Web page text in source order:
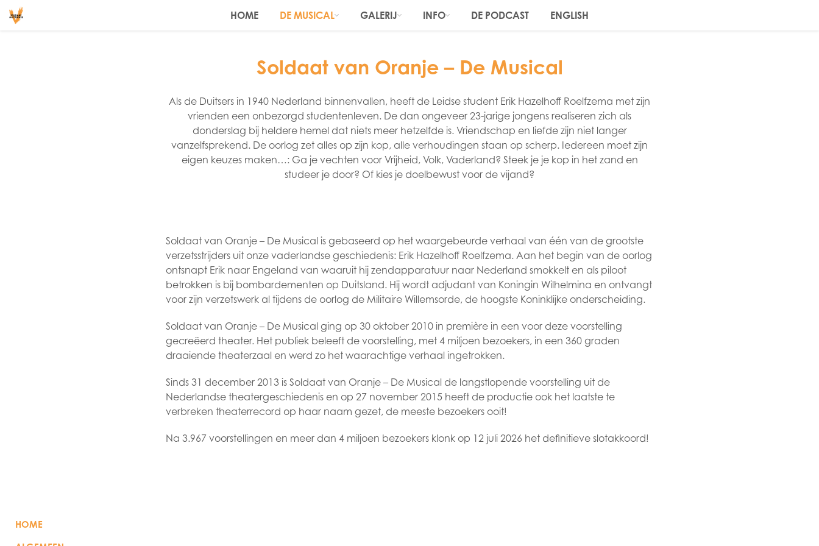
HOME DE MUSICAL GALERIJ INFO DE PODCAST ENGLISH
Soldaat van Oranje – De Musical
Als de Duitsers in 1940 Nederland binnenvallen, heeft de Leidse student Erik Hazelhoff Roelfzema met zijn
vrienden een onbezorgd studentenleven. De dan ongeveer 23-jarige jongens realiseren zich als
donderslag bij heldere hemel dat niets meer hetzelfde is. Vriendschap en liefde zijn niet langer
vanzelfsprekend. De oorlog zet alles op zijn kop, alle verhoudingen staan op scherp. Iedereen moet zijn
eigen keuzes maken…: Ga je vechten voor Vrijheid, Volk, Vaderland? Steek je je kop in het zand en
studeer je door? Of kies je doelbewust voor de vijand?
Soldaat van Oranje – De Musical is gebaseerd op het waargebeurde verhaal van één van de grootste
verzetsstrijders uit onze vaderlandse geschiedenis: Erik Hazelhoff Roelfzema. Aan het begin van de oorlog
ontsnapt Erik naar Engeland van waaruit hij zendapparatuur naar Nederland smokkelt en als piloot
betrokken is bij bombardementen op Duitsland. Hij wordt adjudant van Koningin Wilhelmina en ontvangt
voor zijn verzetswerk al tijdens de oorlog de Militaire Willemsorde, de hoogste Koninklijke onderscheiding.
Soldaat van Oranje – De Musical ging op 30 oktober 2010 in première in een voor deze voorstelling
gecreëerd theater. Het publiek beleeft de voorstelling, met 4 miljoen bezoekers, in een 360 graden
draaiende theaterzaal en werd zo het waarachtige verhaal ingetrokken.
Sinds 31 december 2013 is Soldaat van Oranje – De Musical de langstlopende voorstelling uit de
Nederlandse theatergeschiedenis en op 27 november 2015 heeft de productie ook het laatste te
verbreken theaterrecord op haar naam gezet, de meeste bezoekers ooit!
Na 3.967 voorstellingen en meer dan 4 miljoen bezoekers klonk op 12 juli 2026 het definitieve slotakkoord!
HOME